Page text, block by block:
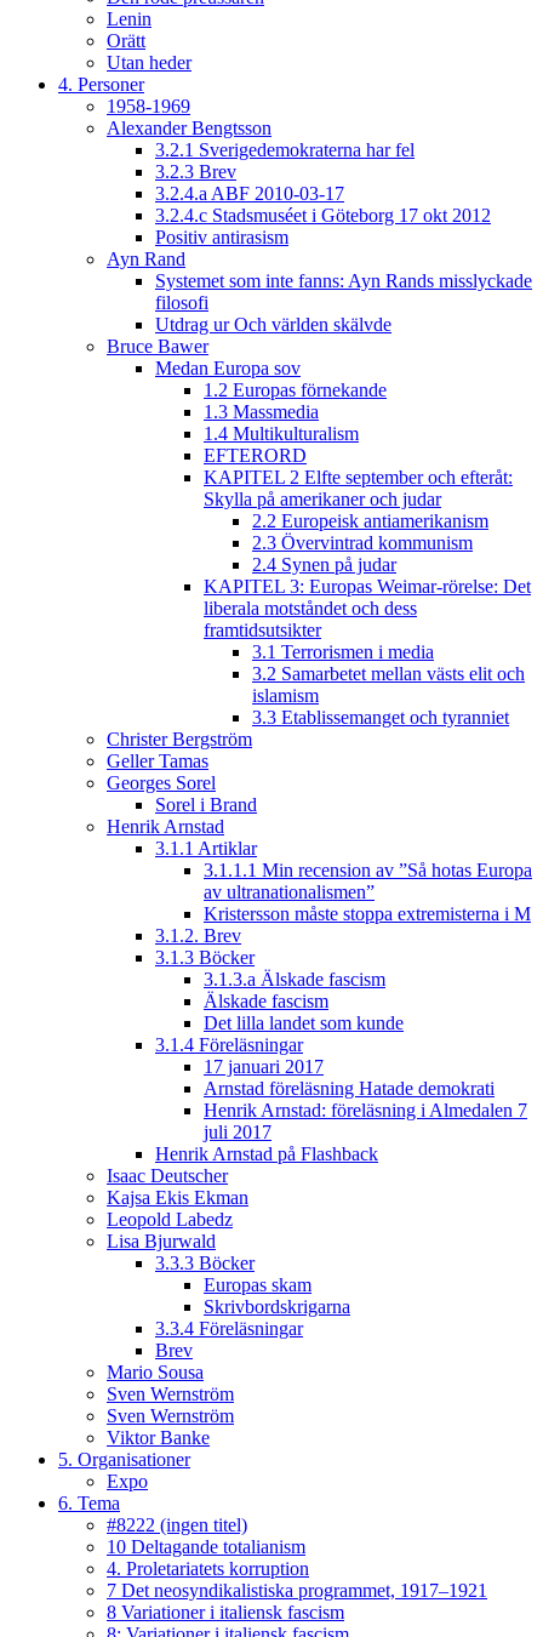
Lenin
Orätt
Utan heder
4. Personer
1958-1969
Alexander Bengtsson
3.2.1 Sverigedemokraterna har fel
3.2.3 Brev
3.2.4.a ABF 2010-03-17
3.2.4.c Stadsmuséet i Göteborg 17 okt 2012
Positiv antirasism
Ayn Rand
Systemet som inte fanns: Ayn Rands misslyckade
filosofi
Utdrag ur Och världen skälvde
Bruce Bawer
Medan Europa sov
1.2 Europas förnekande
1.3 Massmedia
1.4 Multikulturalism
EFTERORD
KAPITEL 2 Elfte september och efteråt:
Skylla på amerikaner och judar
2.2 Europeisk antiamerikanism
2.3 Övervintrad kommunism
2.4 Synen på judar
KAPITEL 3: Europas Weimar-rörelse: Det
liberala motståndet och dess
framtidsutsikter
3.1 Terrorismen i media
3.2 Samarbetet mellan västs elit och
islamism
3.3 Etablissemanget och tyranniet
Christer Bergström
Geller Tamas
Georges Sorel
Sorel i Brand
Henrik Arnstad
3.1.1 Artiklar
3.1.1.1 Min recension av ”Så hotas Europa
av ultranationalismen”
Kristersson måste stoppa extremisterna i M
3.1.2. Brev
3.1.3 Böcker
3.1.3.a Älskade fascism
Älskade fascism
Det lilla landet som kunde
3.1.4 Föreläsningar
17 januari 2017
Arnstad föreläsning Hatade demokrati
Henrik Arnstad: föreläsning i Almedalen 7
juli 2017
Henrik Arnstad på Flashback
Isaac Deutscher
Kajsa Ekis Ekman
Leopold Labedz
Lisa Bjurwald
3.3.3 Böcker
Europas skam
Skrivbordskrigarna
3.3.4 Föreläsningar
Brev
Mario Sousa
Sven Wernström
Sven Wernström
Viktor Banke
5. Organisationer
Expo
6. Tema
#8222 (ingen titel)
10 Deltagande totalianism
4. Proletariatets korruption
7 Det neosyndikalistiska programmet, 1917–1921
8 Variationer i italiensk fascism